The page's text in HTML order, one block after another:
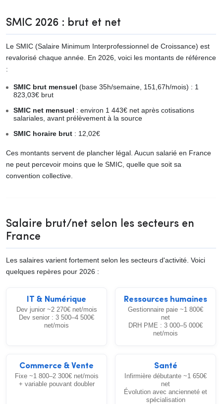
SMIC 2026 : brut et net
Le SMIC (Salaire Minimum Interprofessionnel de Croissance) est
revalorisé chaque année. En 2026, voici les montants de référence
:
SMIC brut mensuel (base 35h/semaine, 151,67h/mois) : 1
823,03€ brut
SMIC net mensuel : environ 1 443€ net après cotisations
salariales, avant prélèvement à la source
SMIC horaire brut : 12,02€
Ces montants servent de plancher légal. Aucun salarié en France
ne peut percevoir moins que le SMIC, quelle que soit sa
convention collective.
Salaire brut/net selon les secteurs en
France
Les salaires varient fortement selon les secteurs d'activité. Voici
quelques repères pour 2026 :
IT & Numérique
Dev junior ~2 270€ net/mois
Dev senior : 3 500–4 500€
net/mois
Ressources humaines
Gestionnaire paie ~1 800€
net
DRH PME : 3 000–5 000€
net/mois
Commerce & Vente
Fixe ~1 800–2 300€ net/mois
+ variable pouvant doubler
Santé
Infirmière débutante ~1 650€
net
Évolution avec ancienneté et
spécialisation